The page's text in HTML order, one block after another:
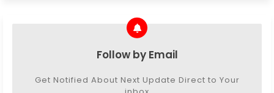
Follow by Email
Get Notified About Next Update Direct to Your